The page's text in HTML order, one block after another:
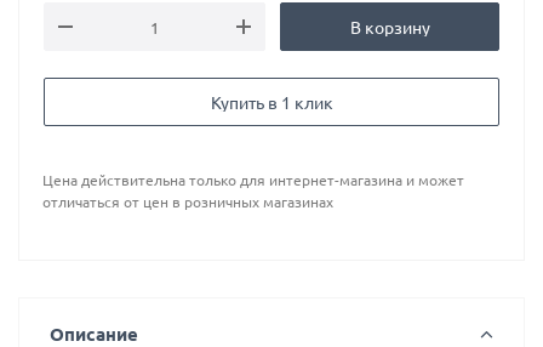
В корзину
Купить в 1 клик
Цена действительна только для интернет-магазина и может
отличаться от цен в розничных магазинах
Описание